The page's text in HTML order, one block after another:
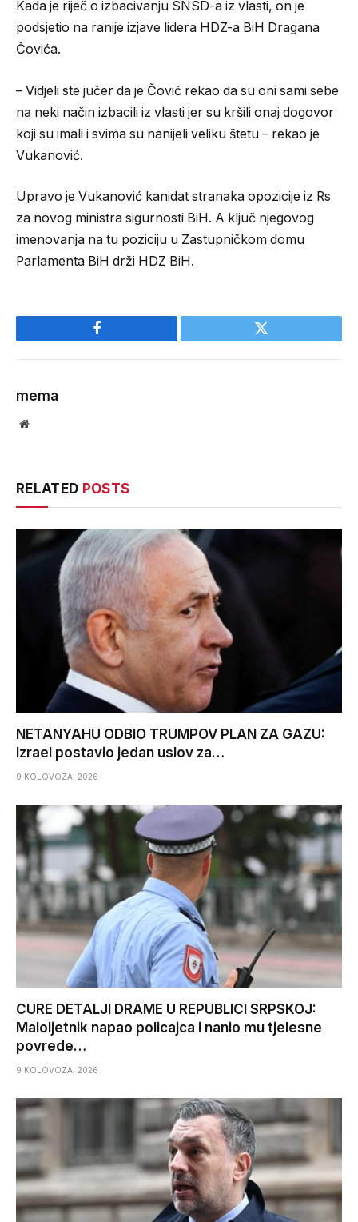
Kada je riječ o izbacivanju SNSD-a iz vlasti, on je
podsjetio na ranije izjave lidera HDZ-a BiH Dragana
Čovića.
– Vidjeli ste jučer da je Čović rekao da su oni sami sebe
na neki način izbacili iz vlasti jer su kršili onaj dogovor
koji su imali i svima su nanijeli veliku štetu – rekao je
Vukanović.
Upravo je Vukanović kanidat stranaka opozicije iz Rs
za novog ministra sigurnosti BiH. A ključ njegovog
imenovanja na tu poziciju u Zastupničkom domu
Parlamenta BiH drži HDZ BiH.
Facebook Twitter
mema
Website
RELATED POSTS
NETANYAHU ODBIO TRUMPOV PLAN ZA GAZU:
Izrael postavio jedan uslov za…
9 KOLOVOZA, 2026
CURE DETALJI DRAME U REPUBLICI SRPSKOJ:
Maloljetnik napao policajca i nanio mu tjelesne
povrede…
9 KOLOVOZA, 2026